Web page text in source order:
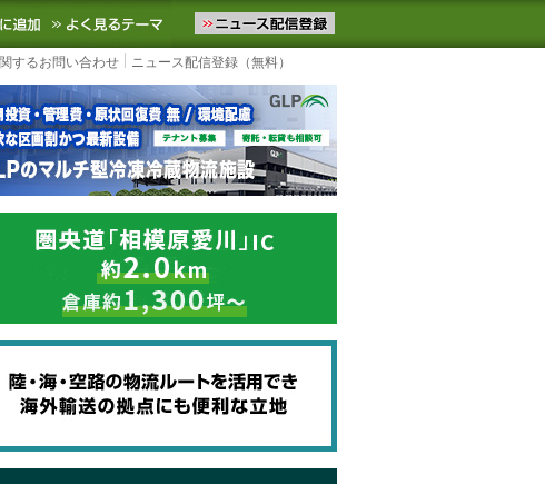
流ニュースをお届けします。物流ニュースメール配信を登録す
お気に入りに追加 よく見るテーマ
するお問い合わせ ニュース配信登録（無料）